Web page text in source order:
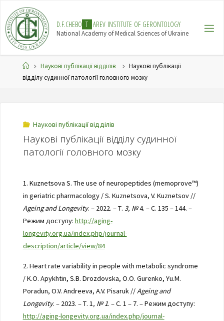
content
D.F.CHEBO T AREV INSTITUTE OF GERONTOL OGY
National Academy of Medical Sciences of Ukraine
HomeНаукові публікації відділів
Наукові публікації
відділу судинної патології головного мозку
Наукові публікації відділів
Наукові публікації відділу судинної
патології головного мозку
1. Kuznetsova S. The use of neuropeptides (memoprove™)
in geriatric pharmacology / S. Kuznetsova, V. Kuznetsov //
Ageing and Longevity. – 2022. – Т. 3, №4. – С. 135 – 144. –
Режим доступу: http://aging-
longevity.org.ua/index.php/journal-
description/article/view/84
2. Heart rate variability in people with metabolic syndrome
/ K.O. Apykhtin, S.B. Drozdovska, O.O. Gurenko, Yu.M.
Poradun, O.V. Andreeva, A.V. Pisaruk //Ageing and
Longevity. – 2023. – Т. 1, № 1. – С. 1 – 7. – Режим доступу:
http://aging-longevity.org.ua/index.php/journal-